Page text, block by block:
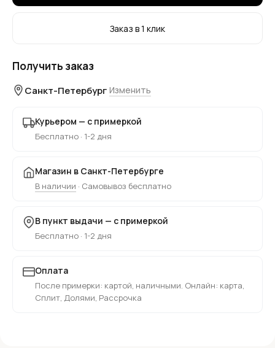
Заказ в 1 клик
Получить заказ
Санкт-Петербург Изменить
Курьером — с примеркой
Бесплатно · 1-2 дня
Магазин в Санкт-Петербурге
В наличии · Самовывоз бесплатно
В пункт выдачи — с примеркой
Бесплатно · 1-2 дня
Оплата
После примерки: картой, наличными. Онлайн: карта,
Сплит, Долями, Рассрочка